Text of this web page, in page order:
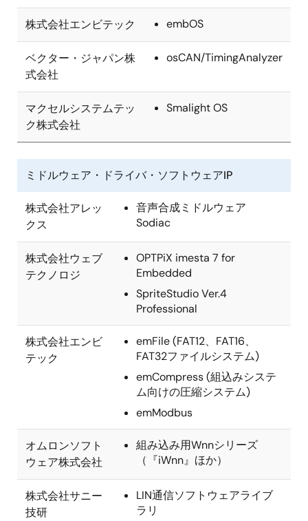
株式会社エンビテック embOS
ベクター・ジャパン株
式会社
osCAN/TimingAnalyzer
マクセルシステムテッ
ク株式会社
Smalight OS
ミドルウェア・ドライバ・ソフトウェアIP
株式会社アレッ
クス
音声合成ミドルウェア
Sodiac
株式会社ウェブ
テクノロジ
OPTPiX imesta 7 for
Embedded
SpriteStudio Ver.4
Professional
株式会社エンビ
テック
emFile (FAT12、FAT16、
FAT32ファイルシステム)
emCompress (組込みシステ
ム向けの圧縮システム)
emModbus
オムロンソフト
ウェア株式会社
組み込み用Wnnシリーズ
（『iWnn』ほか）
株式会社サニー
技研
LIN通信ソフトウェアライブ
ラリ